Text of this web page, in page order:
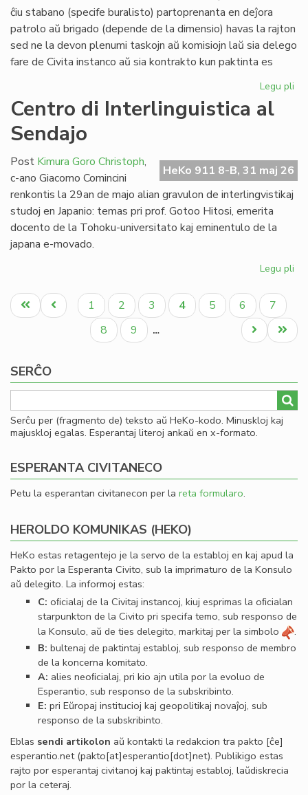
ĉiu stabano (specife buralisto) partoprenanta en deĵora
patrolo aŭ brigado (depende de la dimensio) havas la rajton
sed ne la devon plenumi taskojn aŭ komisiojn laŭ sia delego
fare de Civita instanco aŭ sia kontrakto kun paktinta es
Legu pli
de
Centro di Interlinguistica al
Sendajo
HeKo 911 8-B, 31 maj 26
Post Kimura Goro Christoph,
c-ano Giacomo Comincini
renkontis la 29an de majo alian gravulon de interlingvistikaj
studoj en Japanio: temas pri prof. Gotoo Hitosi, emerita
docento de la Tohoku-universitato kaj eminentulo de la
japana e-movado.
Legu pli
al
Pagination
Unua
paĝo
Antaŭa
paĝo
Paĝo
1 Paĝo
2 Paĝo
3
Aktuala
paĝo
4 Paĝo
5 Paĝo
6 Paĝo
7
Paĝo
8 Paĝo
9 …
Last
page
Next
page
SERĈO
Serĉu per (fragmento de) teksto aŭ HeKo-kodo. Minuskloj kaj
majuskloj egalas. Esperantaj literoj ankaŭ en x-formato.
ESPERANTA CIVITANECO
Petu la esperantan civitanecon per la reta formularo.
HEROLDO KOMUNIKAS (HEKO)
HeKo estas retagentejo je la servo de la establoj en kaj apud la
Pakto por la Esperanta Civito, sub la imprimaturo de la Konsulo
aŭ delegito. La informoj estas:
C: oﬁcialaj de la Civitaj instancoj, kiuj esprimas la oﬁcialan
starpunkton de la Civito pri specifa temo, sub responso de
la Konsulo, aŭ de ties delegito, markitaj per la simbolo
.
B: bultenaj de paktintaj establoj, sub responso de membro
de la koncerna komitato.
A: alies neoﬁcialaj, pri kio ajn utila por la evoluo de
Esperantio, sub responso de la subskribinto.
E: pri Eŭropaj institucioj kaj geopolitikaj novaĵoj, sub
responso de la subskribinto.
Eblas sendi artikolon aŭ kontakti la redakcion tra pakto [ĉe]
esperantio.net(pakto[at]esperantio[dot]net). Publikigo estas
rajto por esperantaj civitanoj kaj paktintaj establoj, laŭdiskrecia
por la ceteraj.